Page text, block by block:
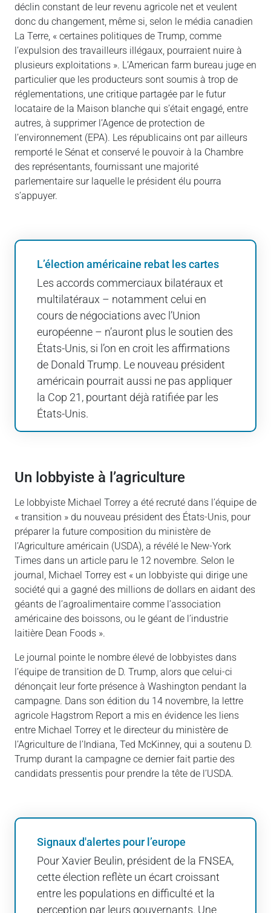
déclin constant de leur revenu agricole net et veulent
donc du changement, même si, selon le média canadien
La Terre, « certaines politiques de Trump, comme
l’expulsion des travailleurs illégaux, pourraient nuire à
plusieurs exploitations ». L’American farm bureau juge en
particulier que les producteurs sont soumis à trop de
réglementations, une critique partagée par le futur
locataire de la Maison blanche qui s’était engagé, entre
autres, à supprimer l’Agence de protection de
l’environnement (EPA). Les républicains ont par ailleurs
remporté le Sénat et conservé le pouvoir à la Chambre
des représentants, fournissant une majorité
parlementaire sur laquelle le président élu pourra
s’appuyer.
L’élection américaine rebat les cartes
Les accords commerciaux bilatéraux et
multilatéraux – notamment celui en
cours de négociations avec l’Union
européenne – n’auront plus le soutien des
États-Unis, si l’on en croit les affirmations
de Donald Trump. Le nouveau président
américain pourrait aussi ne pas appliquer
la Cop 21, pourtant déjà ratifiée par les
États-Unis.
Un lobbyiste à l’agriculture
Le lobbyiste Michael Torrey a été recruté dans l’équipe de
« transition » du nouveau président des États-Unis, pour
préparer la future composition du ministère de
l’Agriculture américain (USDA), a révélé le New-York
Times dans un article paru le 12 novembre. Selon le
journal, Michael Torrey est « un lobbyiste qui dirige une
société qui a gagné des millions de dollars en aidant des
géants de l’agroalimentaire comme l’association
américaine des boissons, ou le géant de l’industrie
laitière Dean Foods ».
Le journal pointe le nombre élevé de lobbyistes dans
l’équipe de transition de D. Trump, alors que celui-ci
dénonçait leur forte présence à Washington pendant la
campagne. Dans son édition du 14 novembre, la lettre
agricole Hagstrom Report a mis en évidence les liens
entre Michael Torrey et le directeur du ministère de
l’Agriculture de l’Indiana, Ted McKinney, qui a soutenu D.
Trump durant la campagne ce dernier fait partie des
candidats pressentis pour prendre la tête de l’USDA.
Signaux d'alertes pour l’europe
Pour Xavier Beulin, président de la FNSEA,
cette élection reflète un écart croissant
entre les populations en difficulté et la
perception par leurs gouvernants. Une